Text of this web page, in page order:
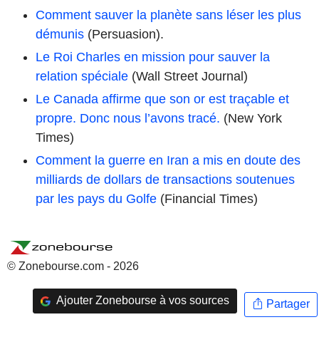
Comment sauver la planète sans léser les plus
démunis (Persuasion).
Le Roi Charles en mission pour sauver la
relation spéciale (Wall Street Journal)
Le Canada affirme que son or est traçable et
propre. Donc nous l’avons tracé. (New York
Times)
Comment la guerre en Iran a mis en doute des
milliards de dollars de transactions soutenues
par les pays du Golfe (Financial Times)
© Zonebourse.com - 2026
Ajouter Zonebourse à vos sources Partager